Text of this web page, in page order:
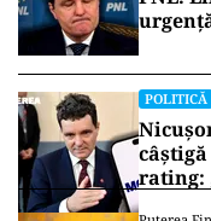
POLITICĂ
rating: